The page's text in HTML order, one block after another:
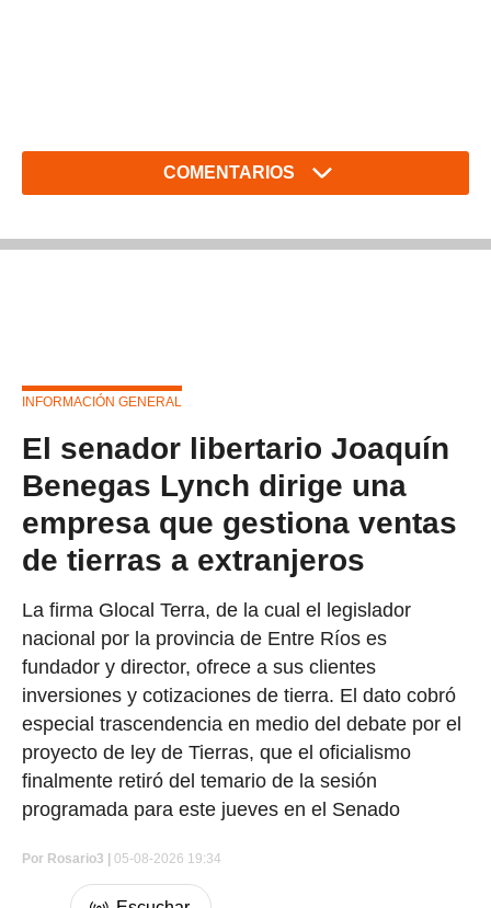
COMENTARIOS